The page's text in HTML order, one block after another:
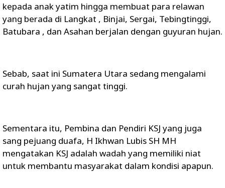
kepada anak yatim hingga membuat para relawan
yang berada di Langkat , Binjai, Sergai, Tebingtinggi,
Batubara , dan Asahan berjalan dengan guyuran hujan.
Sebab, saat ini Sumatera Utara sedang mengalami
curah hujan yang sangat tinggi.
Sementara itu, Pembina dan Pendiri KSJ yang juga
sang pejuang duafa, H Ikhwan Lubis SH MH
mengatakan KSJ adalah wadah yang memiliki niat
untuk membantu masyarakat dalam kondisi apapun.